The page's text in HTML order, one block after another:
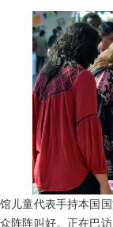
童代表手持本国国
阵阵叫好。正在巴